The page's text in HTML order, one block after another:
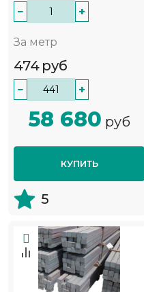
− +
За метр
474 руб
− +
58 680 руб
КУПИТЬ
5